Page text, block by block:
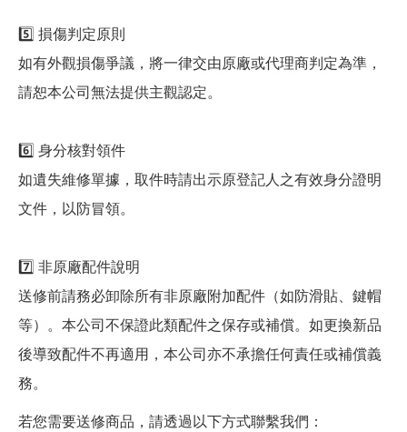
5️⃣ 損傷判定原則
如有外觀損傷爭議，將一律交由原廠或代理商判定為準，
請恕本公司無法提供主觀認定。
6️⃣ 身分核對領件
如遺失維修單據，取件時請出示原登記人之有效身分證明
文件，以防冒領。
7️⃣ 非原廠配件說明
送修前請務必卸除所有非原廠附加配件（如防滑貼、鍵帽
等）。本公司不保證此類配件之保存或補償。如更換新品
後導致配件不再適用，本公司亦不承擔任何責任或補償義
務。
若您需要送修商品，請透過以下方式聯繫我們：